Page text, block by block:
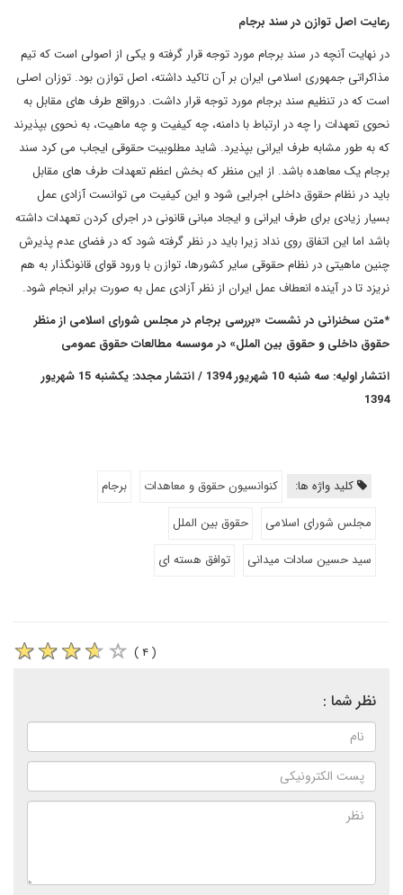
رعایت اصل توازن در سند برجام
در نهایت آنچه در سند برجام مورد توجه قرار گرفته و یکی از اصولی است که تیم
مذاکراتی جمهوری اسلامی ایران بر آن تاکید داشته، اصل توازن بود. توزان اصلی
است که در تنظیم سند برجام مورد توجه قرار داشت. درواقع طرف های مقابل به
نحوی تعهدات را چه در ارتباط با دامنه، چه کیفیت و چه ماهیت، به نحوی بپذیرند
که به طور مشابه طرف ایرانی بپذیرد. شاید مطلوبیت حقوقی ایجاب می کرد سند
برجام یک معاهده باشد. از این منظر که بخش اعظم تعهدات طرف های مقابل
باید در نظام حقوق داخلی اجرایی شود و این کیفیت می توانست آزادی عمل
بسیار زیادی برای طرف ایرانی و ایجاد مبانی قانونی در اجرای کردن تعهدات داشته
باشد اما این اتفاق روی نداد زیرا باید در نظر گرفته شود که در فضای عدم پذیرش
چنین ماهیتی در نظام حقوقی سایر کشورها، توازن با ورود قوای قانونگذار به هم
نریزد تا در آینده انعطاف عمل ایران از نظر آزادی عمل به صورت برابر انجام شود.
*متن سخنرانی در نشست «بررسی برجام در مجلس شورای اسلامی از منظر
حقوق داخلی و حقوق بین الملل» در موسسه مطالعات حقوق عمومی
انتشار اولیه: سه شنبه 10 شهریور 1394 / انتشار مجدد: یکشنبه 15 شهریور
1394
کلید واژه ها: کنوانسیون حقوق و معاهدات
برجام
مجلس شورای اسلامی
حقوق بین الملل
سید حسین سادات میدانی
توافق هسته ای
( ۴ )
نظر شما :